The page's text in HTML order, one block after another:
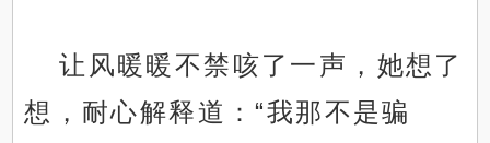
让风暖暖不禁咳了一声，她想了
想，耐心解释道：“我那不是骗